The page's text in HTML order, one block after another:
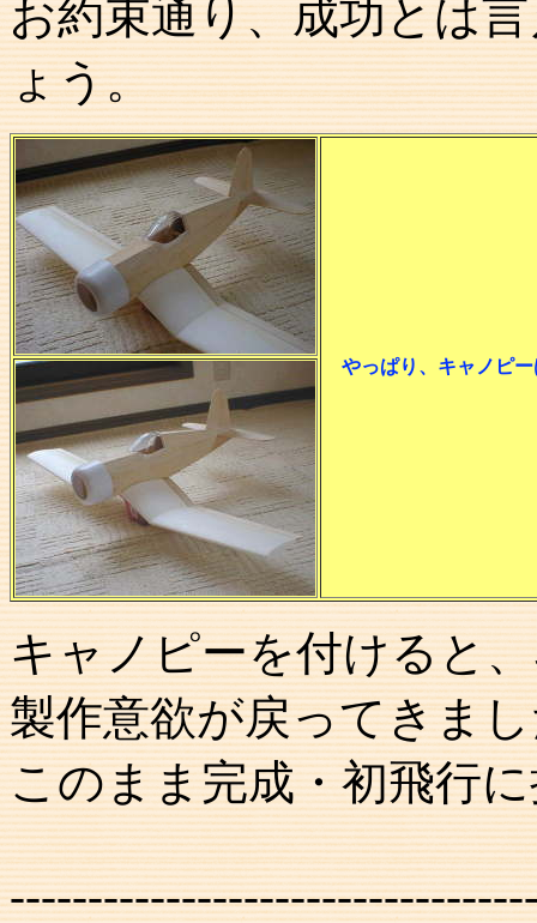
お約束通り、成功とは
ょう。
やっぱり、キャノピー
キャノピーを付けると
製作意欲が戻ってきま
このまま完成・初飛行